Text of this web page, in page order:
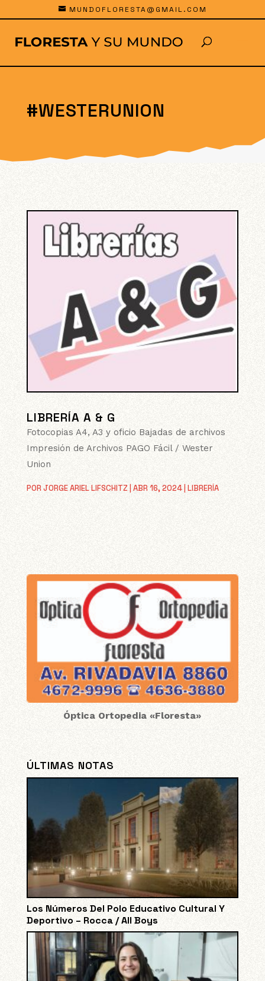
MUNDOFLORESTA@GMAIL.COM
#WESTERUNION
LIBRERÍA A & G
POR JORGE ARIEL LIFSCHITZ| ABR 16, 2024| LIBRERÍA
Fotocopias A4, A3 y oficio Bajadas de archivos
Impresión de Archivos PAGO Fácil / Wester
Union
Óptica Ortopedia «Floresta»
ÚLTIMAS NOTAS
Los Números Del Polo Educativo Cultural Y
Deportivo – Rocca / All Boys